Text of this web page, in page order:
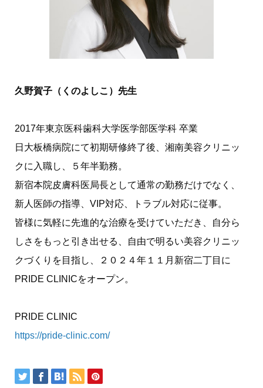
久野賀子（くのよしこ）先生
2017年東京医科歯科大学医学部医学科 卒業
日大板橋病院にて初期研修終了後、湘南美容クリニッ
クに入職し、５年半勤務。
新宿本院皮膚科医局長として通常の勤務だけでなく、
新人医師の指導、VIP対応、トラブル対応に従事。
皆様に気軽に先進的な治療を受けていただき、自分ら
しさをもっと引き出せる、自由で明るい美容クリニッ
クづくりを目指し、２０２４年１１月新宿二丁目に
PRIDE CLINICをオープン。
PRIDE CLINIC
https://pride-clinic.com/